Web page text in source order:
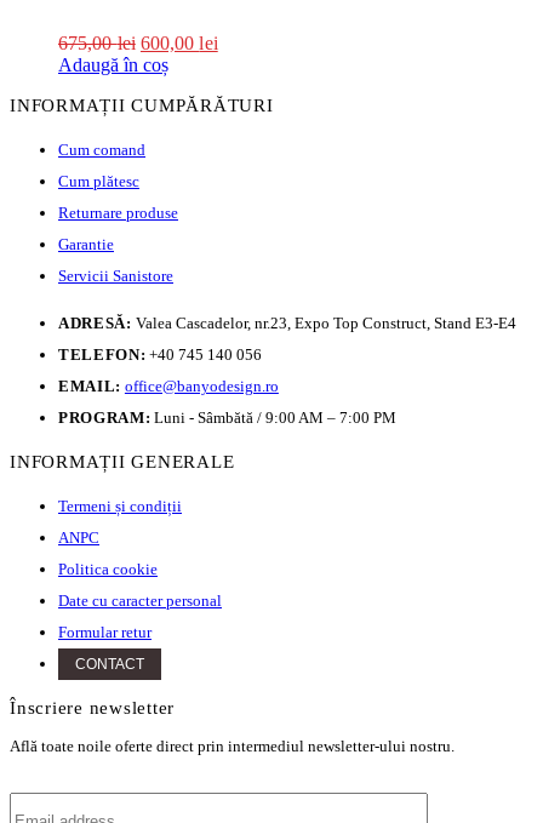
675,00lei 600,00lei
Adaugă în coș
INFORMAȚII CUMPĂRĂTURI
Cum comand
Cum plătesc
Returnare produse
Garantie
Servicii Sanistore
ADRESĂ: Valea Cascadelor, nr.23, Expo Top Construct, Stand E3-E4
TELEFON: +40 745 140 056
EMAIL: office@banyodesign.ro
PROGRAM: Luni - Sâmbătă / 9:00 AM – 7:00 PM
INFORMAȚII GENERALE
Termeni și condiții
ANPC
Politica cookie
Date cu caracter personal
Formular retur
CONTACT
Înscriere newsletter
Află toate noile oferte direct prin intermediul newsletter-ului nostru.